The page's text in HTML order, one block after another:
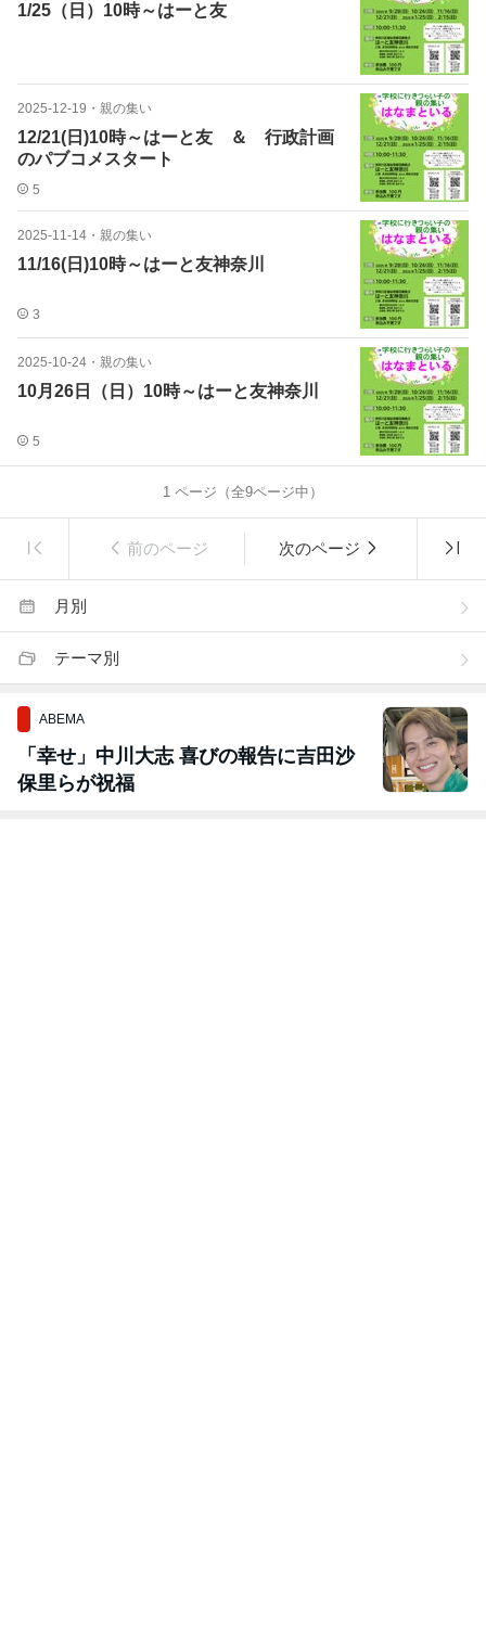
1/25（日）10時～はーと友
2025-12-19 ・ 親の集い
12/21(日)10時～はーと友 ＆ 行政計画
のパブコメスタート
5
2025-11-14 ・ 親の集い
11/16(日)10時～はーと友神奈川
3
2025-10-24 ・ 親の集い
10月26日（日）10時～はーと友神奈川
5
1 ページ（全9ページ中）
前のページ 次のページ
月別
テーマ別
ABEMA
「幸せ」中川大志 喜びの報告に吉田沙
保里らが祝福